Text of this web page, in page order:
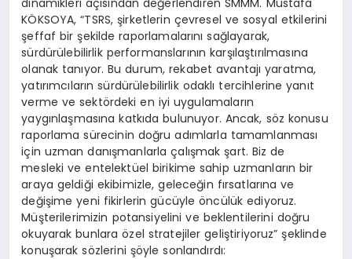
KÖKSOYA, “TSRS, şirketlerin çevresel ve sosyal etkilerini
şeffaf bir şekilde raporlamalarını sağlayarak,
sürdürülebilirlik performanslarının karşılaştırılmasına
olanak tanıyor. Bu durum, rekabet avantajı yaratma,
yatırımcıların sürdürülebilirlik odaklı tercihlerine yanıt
verme ve sektördeki en iyi uygulamaların
yaygınlaşmasına katkıda bulunuyor. Ancak, söz konusu
raporlama sürecinin doğru adımlarla tamamlanması
için uzman danışmanlarla çalışmak şart. Biz de
mesleki ve entelektüel birikime sahip uzmanların bir
araya geldiği ekibimizle, geleceğin fırsatlarına ve
değişime yeni fikirlerin gücüyle öncülük ediyoruz.
Müşterilerimizin potansiyelini ve beklentilerini doğru
okuyarak bunlara özel stratejiler geliştiriyoruz” şeklinde
konuşarak sözlerini şöyle sonlandırdı: